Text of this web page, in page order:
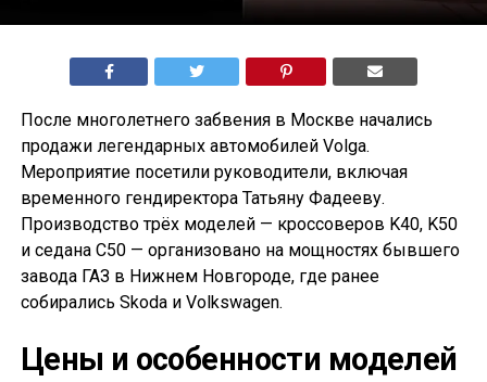
После многолетнего забвения в Москве начались
продажи легендарных автомобилей Volga.
Мероприятие посетили руководители, включая
временного гендиректора Татьяну Фадееву.
Производство трёх моделей — кроссоверов K40, K50
и седана С50 — организовано на мощностях бывшего
завода ГАЗ в Нижнем Новгороде, где ранее
собирались Skoda и Volkswagen.
Цены и особенности моделей